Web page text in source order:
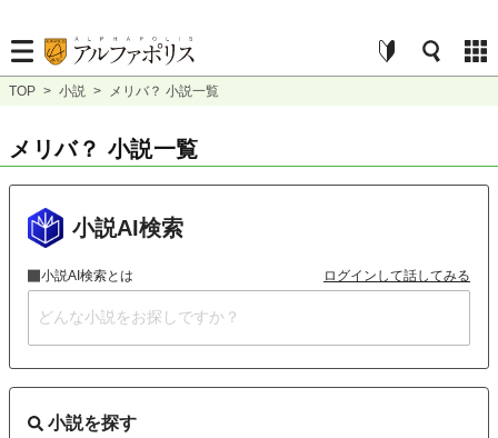
TOP > 小説 > メリバ？ 小説一覧
メリバ？ 小説一覧
小説AI検索
小説AI検索とは ログインして話してみる
小説を探す